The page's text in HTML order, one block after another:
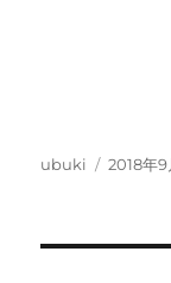
投
ubuki
投
2018年9